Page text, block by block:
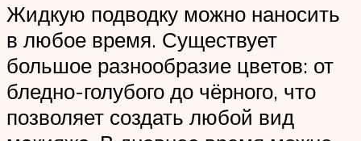
Жидкую подводку можно наносить
в любое время. Существует
большое разнообразие цветов: от
бледно-голубого до чёрного, что
позволяет создать любой вид